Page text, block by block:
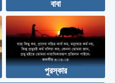
বাবা
পুরস্কার